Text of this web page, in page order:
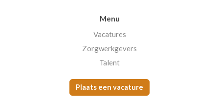
Menu
Vacatures
Zorgwerkgevers
Talent
Plaats een vacature